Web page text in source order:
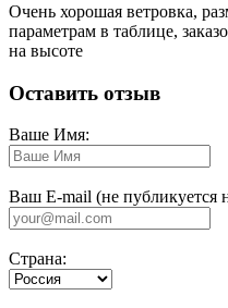
Очень хорошая ветровка,
параметрам в таблице,
на высоте
Оставить отзыв
Ваше Имя:
Ваш E-mail (не публикуется
Страна: